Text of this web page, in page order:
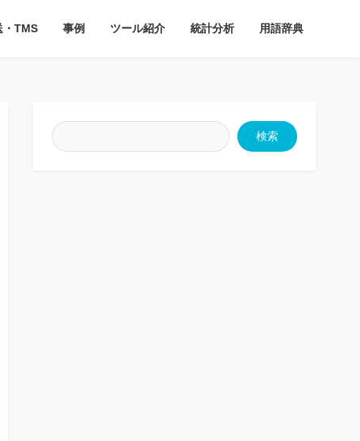
・TMS 事例 ツール紹介 統計分析 用語辞典
検索